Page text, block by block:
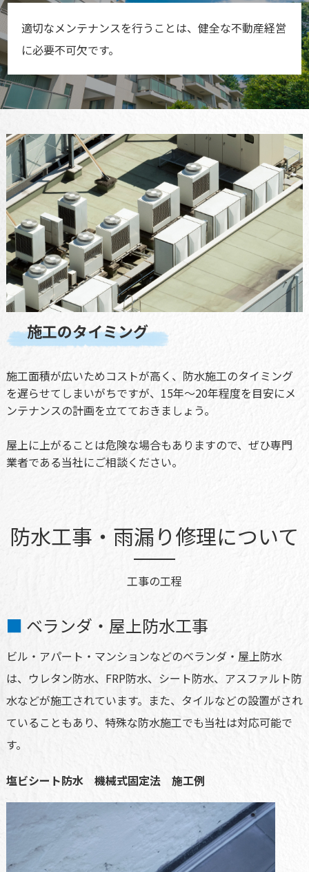
適切なメンテナンスを行うことは、健全な不動産経営
に必要不可欠です。
施工のタイミング
施工面積が広いためコストが高く、防水施工のタイミング
を遅らせてしまいがちですが、15年〜20年程度を目安にメ
ンテナンスの計画を立てておきましょう。
屋上に上がることは危険な場合もありますので、ぜひ専門
業者である当社にご相談ください。
防水工事・雨漏り修理について
工事の工程
ベランダ・屋上防水工事
ビル・アパート・マンションなどのベランダ・屋上防水
は、ウレタン防水、FRP防水、シート防水、アスファルト防
水などが施工されています。また、タイルなどの設置がされ
ていることもあり、特殊な防水施工でも当社は対応可能で
す。
塩ビシート防水 機械式固定法 施工例